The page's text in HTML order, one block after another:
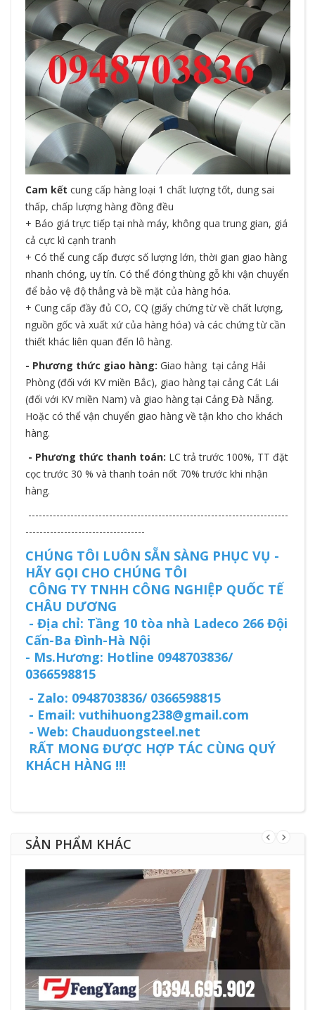
Cam kết cung cấp hàng loại 1 chất lượng tốt, dung sai
thấp, chấp lượng hàng đồng đều
+ Báo giá trực tiếp tại nhà máy, không qua trung gian, giá
cả cực kì cạnh tranh
+ Có thể cung cấp được số lượng lớn, thời gian giao hàng
nhanh chóng, uy tín. Có thể đóng thùng gỗ khi vận chuyển
để bảo vệ độ thẳng và bề mặt của hàng hóa.
+ Cung cấp đầy đủ CO, CQ (giấy chứng từ về chất lượng,
nguồn gốc và xuất xứ của hàng hóa) và các chứng từ cần
thiết khác liên quan đến lô hàng.
- Phương thức giao hàng: Giao hàng tại cảng Hải
Phòng (đối với KV miền Bắc), giao hàng tại cảng Cát Lái
(đối với KV miền Nam) và giao hàng tại Cảng Đà Nẵng.
Hoặc có thể vận chuyển giao hàng về tận kho cho khách
hàng.
- Phương thức thanh toán: LC trả trước 100%, TT đặt
cọc trước 30 % và thanh toán nốt 70% trước khi nhận
hàng.
--------------------------------------------------------------------------
----------------------------------
CHÚNG TÔI LUÔN SẴN SÀNG PHỤC VỤ -
HÃY GỌI CHO CHÚNG TÔI
CÔNG TY TNHH CÔNG NGHIỆP QUỐC TẾ
CHÂU DƯƠNG
- Địa chỉ: Tầng 10 tòa nhà Ladeco 266 Đội
Cấn-Ba Đình-Hà Nội
- Ms.Hương: Hotline 0948703836/
0366598815
- Zalo: 0948703836/ 0366598815
- Email: vuthihuong238@gmail.com
- Web: Chauduongsteel.net
RẤT MONG ĐƯỢC HỢP TÁC CÙNG QUÝ
KHÁCH HÀNG !!!
SẢN PHẨM KHÁC